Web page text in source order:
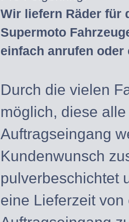
Wir liefern Räder für
Supermoto
einfach anrufen oder
Durch die vielen
möglich, diese
Auftragseingang
Kundenwunsch
pulverbeschichtet
eine Lieferzeit